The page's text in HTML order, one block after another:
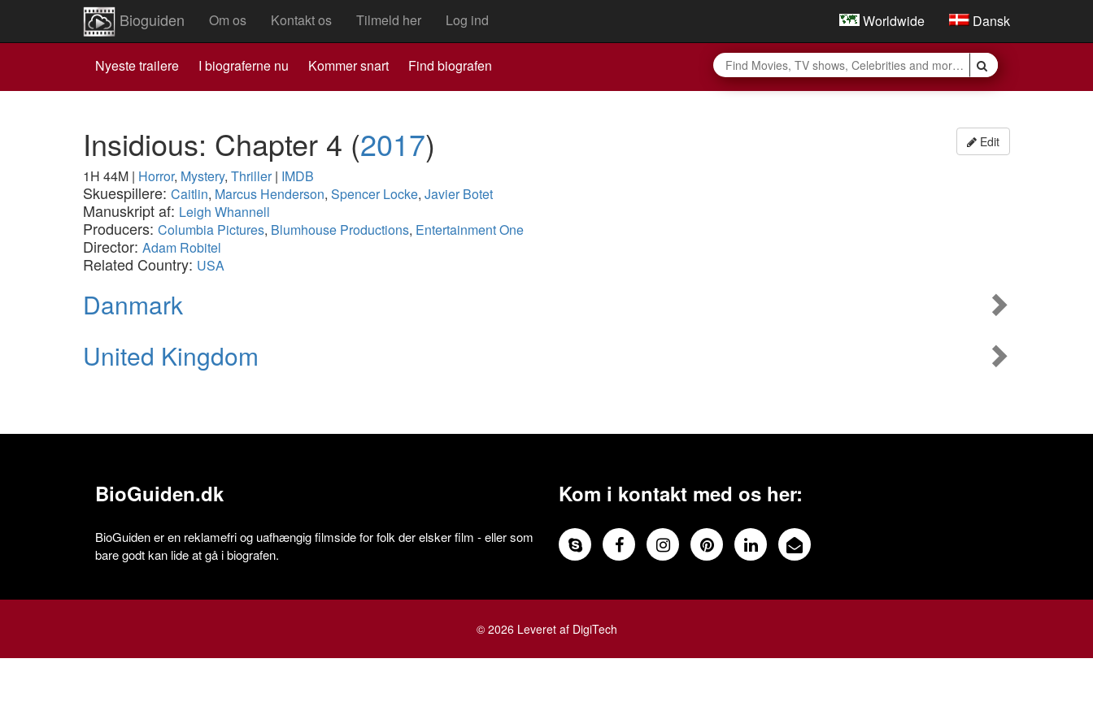
Bioguiden Om os Kontakt os Tilmeld her Log ind Worldwide Dansk
Nyeste trailere I biograferne nu Kommer snart Find biografen
Edit
Insidious: Chapter 4 (2017)
1H 44M | Horror, Mystery, Thriller| IMDB
Skuespillere: Caitlin, Marcus Henderson, Spencer Locke, Javier Botet
Manuskript af: Leigh Whannell
Producers: Columbia Pictures, Blumhouse Productions, Entertainment One
Director: Adam Robitel
Related Country: USA
Danmark
United Kingdom
BioGuiden.dk
BioGuiden er en reklamefri og uafhængig filmside for folk der elsker film - eller som
bare godt kan lide at gå i biografen.
Kom i kontakt med os her:
© 2026 Leveret af DigiTech